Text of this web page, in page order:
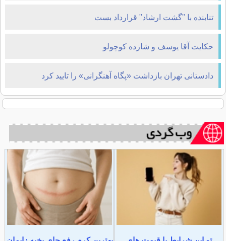
كودك
تنابنده با "گشت ارشاد" قرارداد بست
حکایت آقا یوسف و شازده کوچولو
دادستانی تهران بازداشت «پگاه آهنگرانی» را تایید كرد